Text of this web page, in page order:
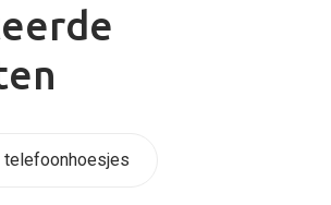
telefoonhoesjes